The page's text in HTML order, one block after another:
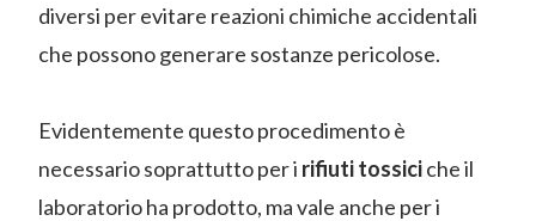
diversi per evitare reazioni chimiche accidentali
che possono generare sostanze pericolose.
Evidentemente questo procedimento è
necessario soprattutto per i rifiuti tossiciche il
laboratorio ha prodotto, ma vale anche per i